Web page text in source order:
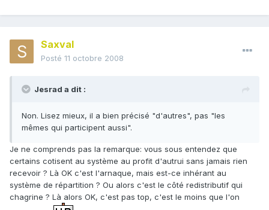
Saxval
Posté 11 octobre 2008
Jesrad a dit :
Non. Lisez mieux, il a bien précisé "d'autres", pas "les
mêmes qui participent aussi".
Je ne comprends pas la remarque: vous sous entendez que
certains cotisent au système au profit d'autrui sans jamais rien
recevoir ? Là OK c'est l'arnaque, mais est-ce inhérant au
système de répartition ? Ou alors c'est le côté redistributif qui
chagrine ? Là alors OK, c'est pas top, c'est le moins que l'on